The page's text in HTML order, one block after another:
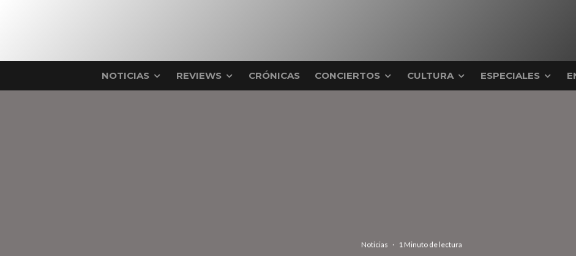
NOTICIAS REVIEWS CRÓNICAS CONCIERTOS CULTURA ESPECIALES
Noticias · 1 Minuto de lectura